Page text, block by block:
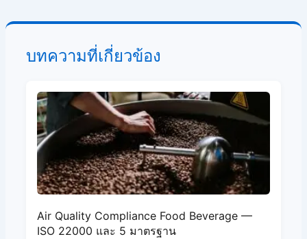
บทความที่เกี่ยวข้อง
Air Quality Compliance Food Beverage —
ISO 22000 และ 5 มาตรฐาน